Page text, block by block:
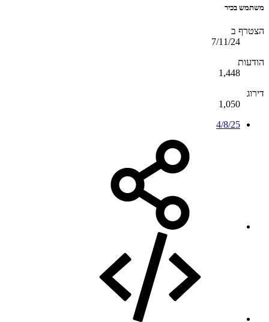
משתמש בכיר
הצטרף ב
7/11/24
הודעות
1,448
דירוג
1,050
4/8/25